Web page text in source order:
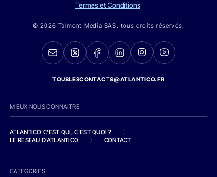
Termes et Conditions
© 2026 Talmont Media SAS. tous droits réservés.
TOUSLESCONTACTS@ATLANTICO.FR
MIEUX NOUS CONNAITRE
ATLANTICO C'EST QUI, C'EST QUOI ?
/
LE RESEAU D'ATLANTICO
/ CONTACT
CATEGORIES